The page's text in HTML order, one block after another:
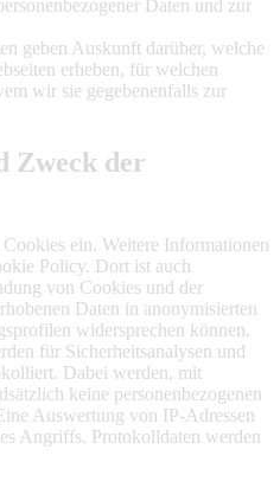
Daten und zur
geben Auskunft darüber, welche
erheben, für welchen
wir sie gegebenenfalls zur
Zweck der
ein. Weitere Informationen
Policy. Dort ist auch
von Cookies und der
Daten in anonymisierten
widersprechen können.
für Sicherheitsanalysen und
Dabei werden, mit
keine personenbezogenen
Auswertung von IP-Adressen
Angriffs. Protokolldaten werden